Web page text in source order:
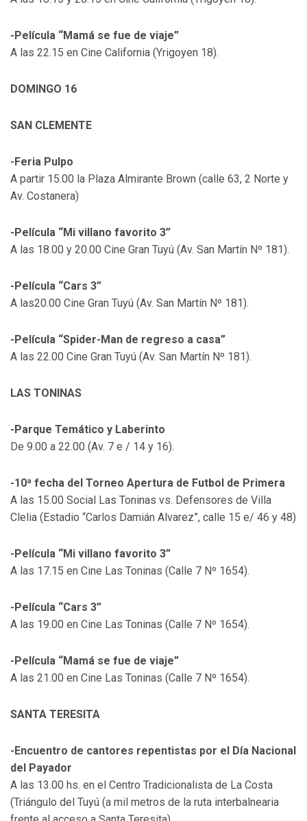
-Película “Mamá se fue de viaje”
A las 22.15 en Cine California (Yrigoyen 18).
DOMINGO 16
SAN CLEMENTE
-Feria Pulpo
A partir 15.00 la Plaza Almirante Brown (calle 63, 2 Norte y
Av. Costanera)
-Película “Mi villano favorito 3”
A las 18.00 y 20.00 Cine Gran Tuyú (Av. San Martín Nº 181).
-Película “Cars 3”
A las20.00 Cine Gran Tuyú (Av. San Martín Nº 181).
-Película “Spider-Man de regreso a casa”
A las 22.00 Cine Gran Tuyú (Av. San Martín Nº 181).
LAS TONINAS
-Parque Temático y Laberinto
De 9.00 a 22.00 (Av. 7 e / 14 y 16).
-10ª fecha del Torneo Apertura de Futbol de Primera
A las 15.00 Social Las Toninas vs. Defensores de Villa
Clelia (Estadio “Carlos Damián Alvarez”, calle 15 e/ 46 y 48)
-Película “Mi villano favorito 3”
A las 17.15 en Cine Las Toninas (Calle 7 Nº 1654).
-Película “Cars 3”
A las 19.00 en Cine Las Toninas (Calle 7 Nº 1654).
-Película “Mamá se fue de viaje”
A las 21.00 en Cine Las Toninas (Calle 7 Nº 1654).
SANTA TERESITA
-Encuentro de cantores repentistas por el Día Nacional
del Payador
A las 13.00 hs. en el Centro Tradicionalista de La Costa
(Triángulo del Tuyú (a mil metros de la ruta interbalnearia